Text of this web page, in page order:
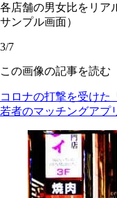
各店舗の男女比をリア
サンプル画面）
3/7
この画像の記事を読む
コロナの打撃を受け
若者のマッチングアプ